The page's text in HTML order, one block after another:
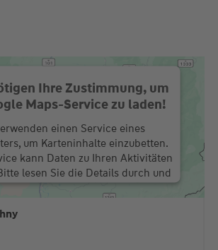
Ihre Zustimmung, um
Maps-Service zu laden!
einen Service eines
um Karteninhalte einzubetten.
kann Daten zu Ihren Aktivitäten
lesen Sie die Details durch und
der Nutzung des Service zu, um
diese Karte anzuzeigen.